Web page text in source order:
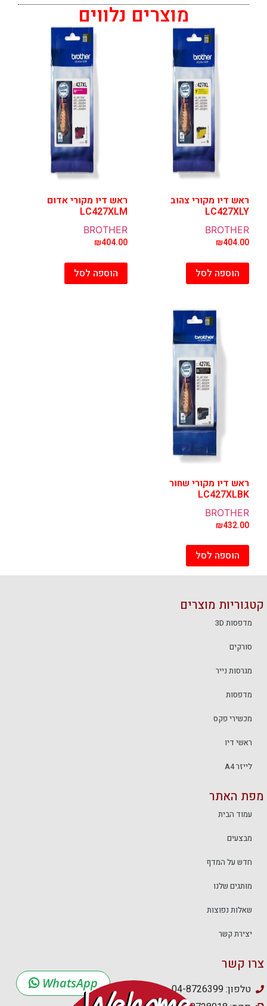
מוצרים נלווים
ראש דיו מקורי צהוב
LC427XLY
BROTHER
₪404.00
הוספה לסל
ראש דיו מקורי אדום
LC427XLM
BROTHER
₪404.00
הוספה לסל
ראש דיו מקורי שחור
LC427XLBK
BROTHER
₪432.00
הוספה לסל
קטגוריות מוצרים
מדפסות 3D
סורקים
מגרסות נייר
מדפסות
מכשירי פקס
ראשי דיו
לייזר A4
מפת האתר
עמוד הבית
מבצעים
חדש על המדף
מותגים שלנו
שאלות נפוצות
יצירת קשר
צרו קשר
טלפון: 04-8726399
WhatsApp